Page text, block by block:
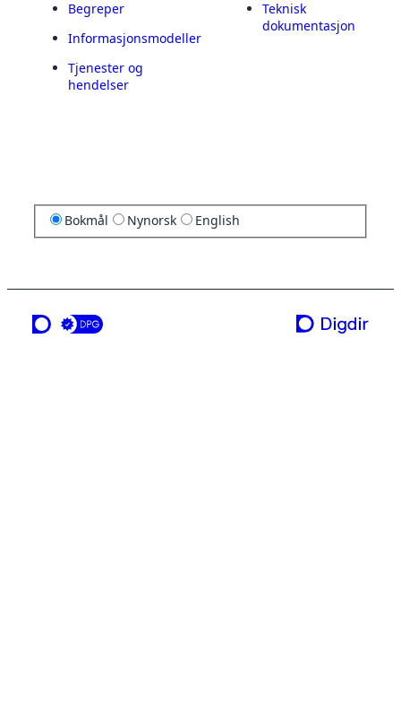
Begreper
Informasjonsmodeller
Tjenester og
hendelser
Teknisk
dokumentasjon
Bokmål Nynorsk English